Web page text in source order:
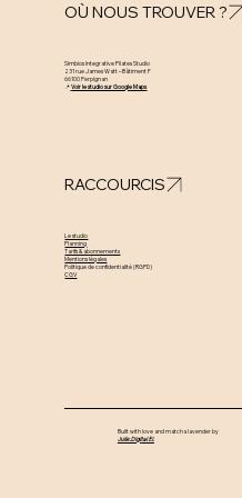
OÙ NOUS TROUVER ?
Simbios Integrative Pilates Studio
231 rue James Watt – Bâtiment F
66100 Perpignan
📍 Voir le studio sur Google Maps
RACCOURCIS
Le studio
Planning
Tarifs & abonnements
Mentions légales
Politique de confidentialité (RGPD)
CGV
Built with love and matcha lavender by
Julie.Digital EI.